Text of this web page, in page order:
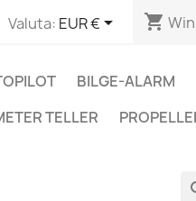
Valuta: EUR € shopping_cart
BILGE-ALARM
TELLER